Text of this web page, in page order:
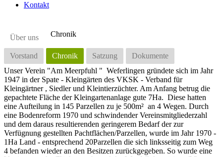
Kontakt
Über uns
Vorstand Chronik Satzung Dokumente
Chronik
Unser Verein "Am Meerpfuhl " Weferlingen gründete sich im Jahr
1947 in der Spate - Kleingärten des VKSK - Verband für
Kleingärtner , Siedler und Kleintierzüchter. Am Anfang betrug die
gepachtete Fläche der Kleingartenanlage gute 7Ha. Diese hatten
eine Aufteilung in 145 Parzellen zu je 500m² an 4 Wegen. Durch
eine Bodenreform 1970 und schwindender Vereinsmitgliederzahl
und dem daraus resultierenden geringerem Bedarf der zur
Verfügnung gestellten Pachtflächen/Parzellen, wurde im Jahr 1970 -
1Ha Land - entsprechend 20Parzellen die sich linksseitig zum Weg
4 befanden wieder an den Besitzen zurückgegeben. So wurde eine